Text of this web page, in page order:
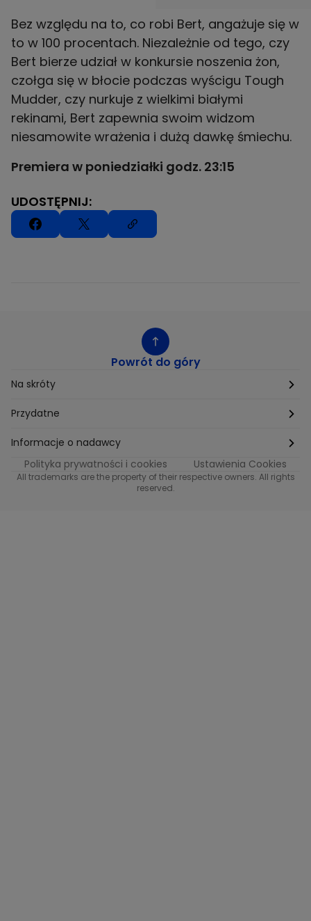
Bez względu na to, co robi Bert, angażuje się w
to w 100 procentach. Niezależnie od tego, czy
Bert bierze udział w konkursie noszenia żon,
czołga się w błocie podczas wyścigu Tough
Mudder, czy nurkuje z wielkimi białymi
rekinami, Bert zapewnia swoim widzom
niesamowite wrażenia i dużą dawkę śmiechu.
Premiera w poniedziałki godz. 23:15
UDOSTĘPNIJ:
Powrót do góry
Na skróty
Etyka
Supplier Diversity
Polityka podatkowa
Przydatne
Biuro Prasowe
Biuro Reklamy
Informacje o nadawcy
Informacje o nadawcy programu METRO
Polityka prywatności i cookies Ustawienia Cookies
All trademarks are the property of their respective owners. All rights
reserved.